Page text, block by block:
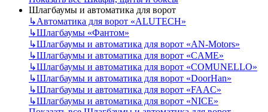
Шлагбаумы и автоматика для ворот
↳Автоматика для ворот «ALUTECH»
↳Шлагбаумы «Фантом»
↳Шлагбаумы и автоматика для ворот «AN-Motors»
↳Шлагбаумы и автоматика для ворот «CAME»
↳Шлагбаумы и автоматика для ворот «COMUNELLO»
↳Шлагбаумы и автоматика для ворот «DoorHan»
↳Шлагбаумы и автоматика для ворот «FAAC»
↳Шлагбаумы и автоматика для ворот «NICE»